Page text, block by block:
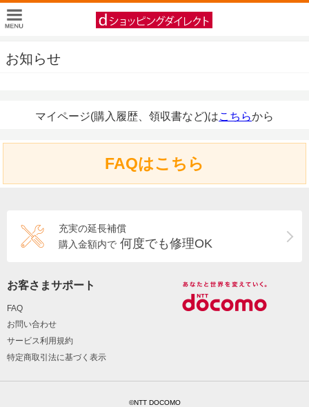
お知らせ
マイページ(購入履歴、領収書など)はこちらから
FAQはこちら
充実の延長補償
購入金額内で 何度でも修理OK
お客さまサポート
FAQ
お問い合わせ
サービス利用規約
特定商取引法に基づく表示
©NTT DOCOMO